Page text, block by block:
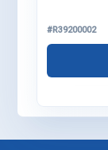
#R39200002